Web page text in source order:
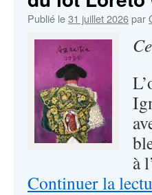
Publié le31 juillet 2026par
à
Continuer la